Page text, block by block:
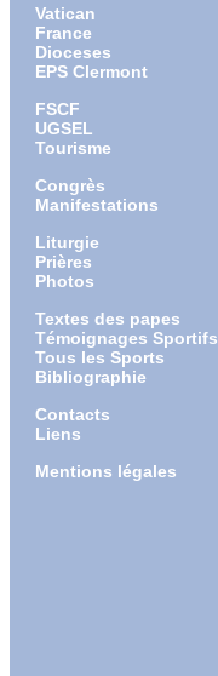
Vatican
France
Dioceses
EPS Clermont
FSCF
UGSEL
Tourisme
Congrès
Manifestations
Liturgie
Prières
Photos
Textes des papes
Témoignages Sportifs
Tous les Sports
Bibliographie
Contacts
Liens
Mentions légales